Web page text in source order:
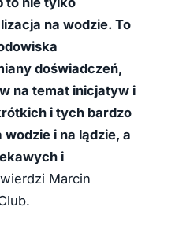
na wodzie. To
doświadczeń,
na temat inicjatyw i
i tych bardzo
wodzie i na lądzie, a
i
Marcin